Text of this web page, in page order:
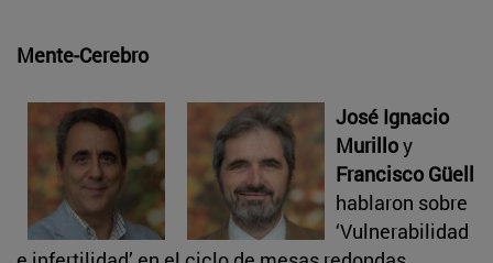
Mente-Cerebro
José Ignacio
Murilloy
Francisco Güell
hablaron sobre
‘Vulnerabilidad